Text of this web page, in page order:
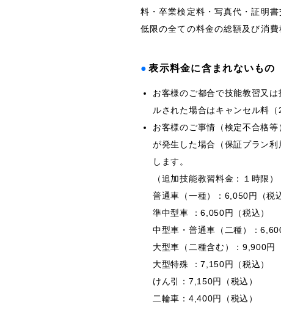
料・卒業検定料・写真代・証明
低限の全ての料金の総額及び消費
● 表示料金に含まれないもの
お客様のご都合で技能教習又
ルされた場合はキャンセル料
お客様のご事情（検定不合格
が発生した場合（保証プラン
します。
（追加技能教習料金：１時限）
普通車（一種）：6,050円（税
準中型車 ：6,050円（税込）
中型車・普通車（二種）：
大型車（二種含む）：9,900円
大型特殊 ：7,150円（税込）
けん引：7,150円（税込）
二輪車：4,400円（税込）